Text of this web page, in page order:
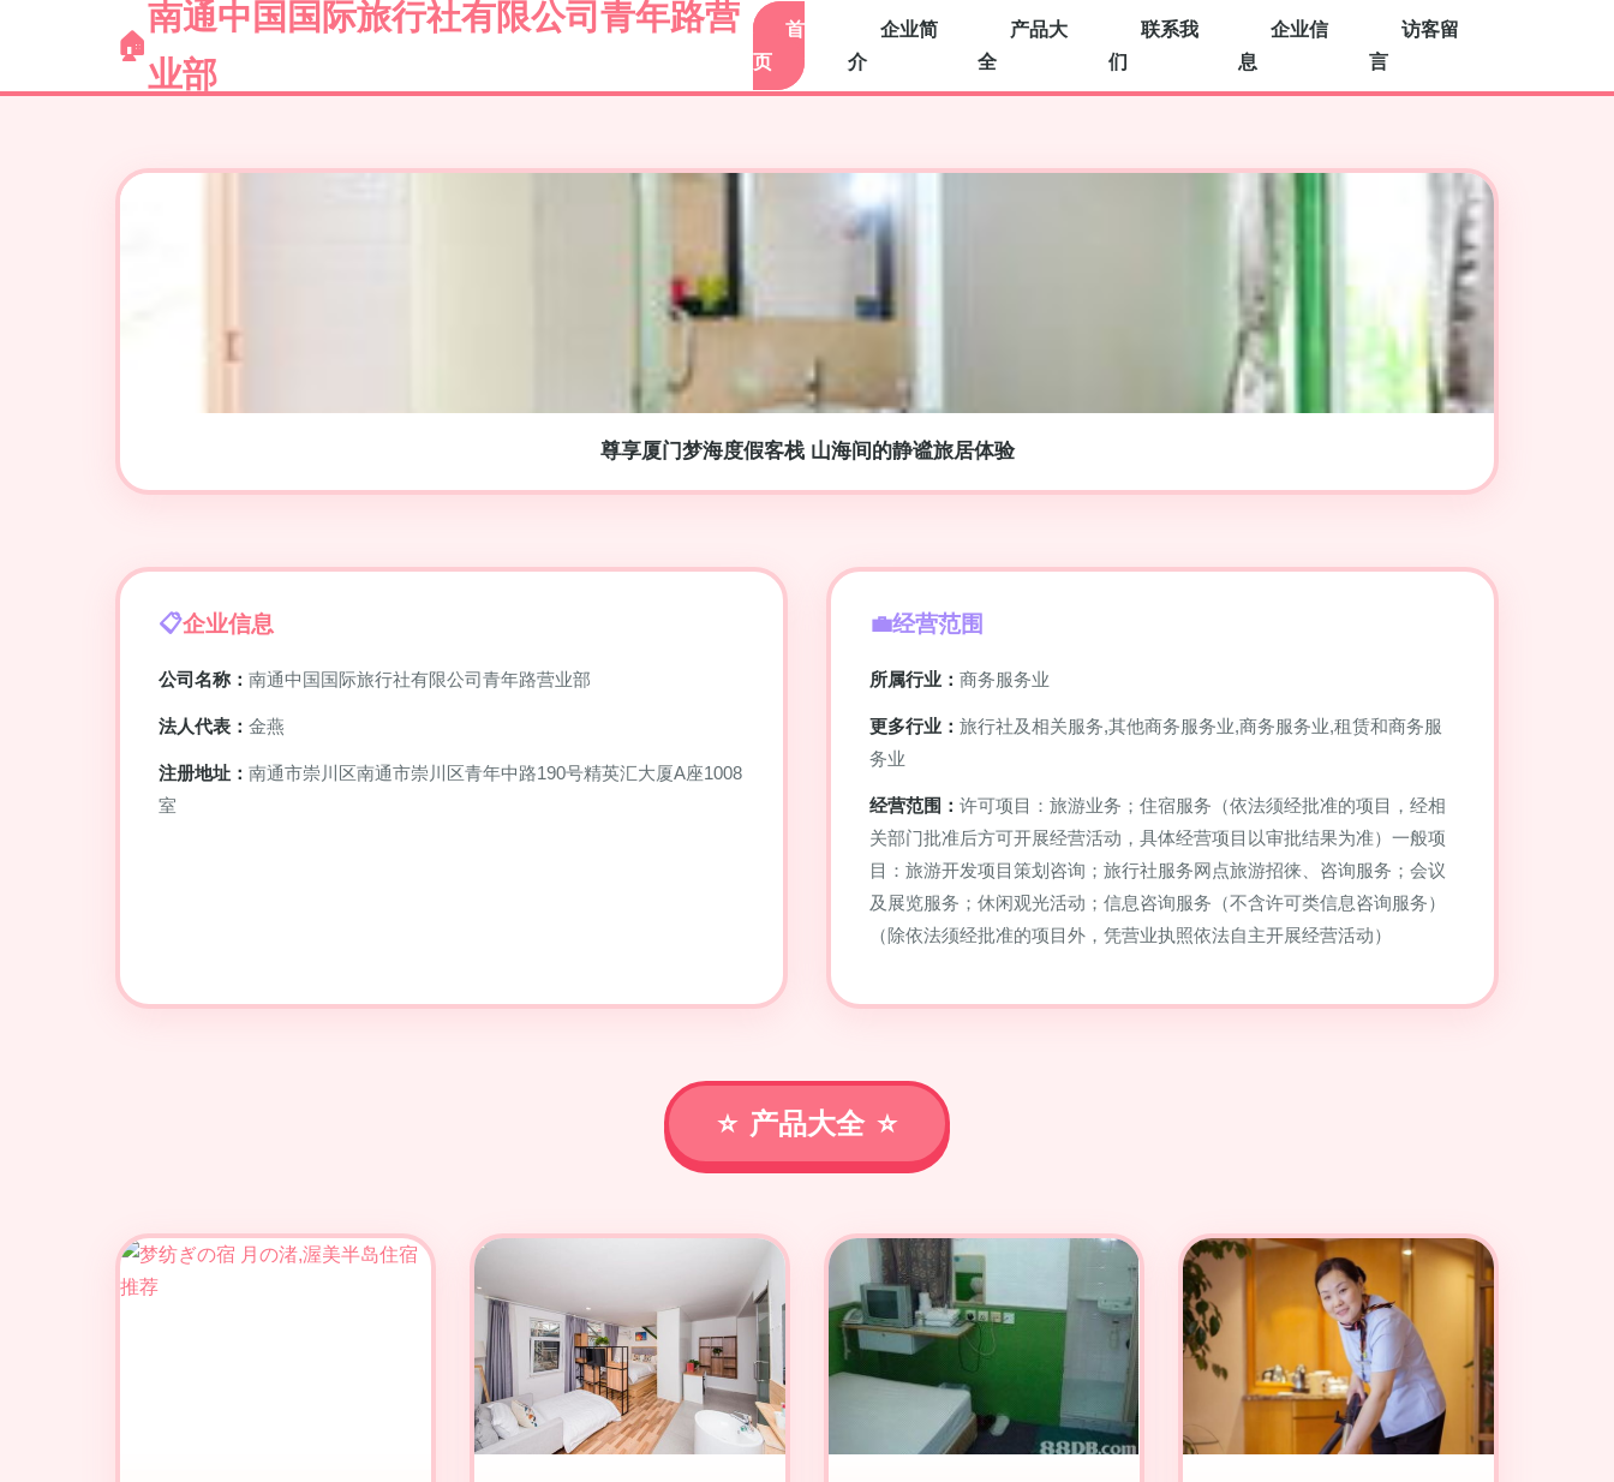
南通中国国际旅行社有限公司青年路营
业部
首
页
企业简
介
产品大
全
联系我
们
企业信
息
访客留
言
尊享厦门梦海度假客栈 山海间的静谧旅居体验
企业信息
公司名称： 南通中国国际旅行社有限公司青年路营业部
法人代表： 金燕
注册地址： 南通市崇川区南通市崇川区青年中路190号精英汇大厦A座1008
室
经营范围
所属行业： 商务服务业
更多行业： 旅行社及相关服务,其他商务服务业,商务服务业,租赁和商务服
务业
经营范围： 许可项目：旅游业务；住宿服务（依法须经批准的项目，经相
关部门批准后方可开展经营活动，具体经营项目以审批结果为准）一般项
目：旅游开发项目策划咨询；旅行社服务网点旅游招徕、咨询服务；会议
及展览服务；休闲观光活动；信息咨询服务（不含许可类信息咨询服务）
（除依法须经批准的项目外，凭营业执照依法自主开展经营活动）
产品大全